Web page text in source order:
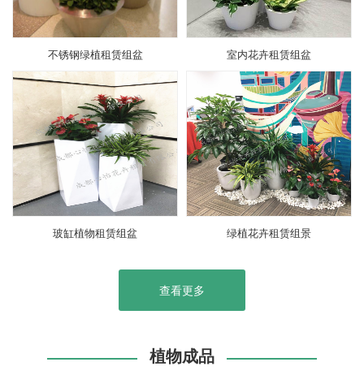
不锈钢绿植租赁组盆 室内花卉租赁组盆
玻缸植物租赁组盆 绿植花卉租赁组景
查看更多
植物成品